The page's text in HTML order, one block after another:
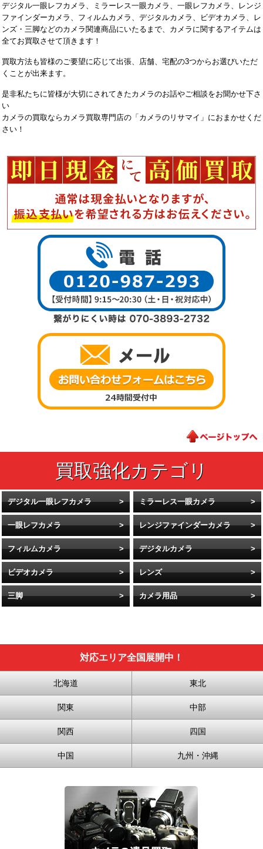
デジタル一眼レフカメラ、ミラーレス一眼カメラ、一眼レフカメラ、レンジ
ファインダーカメラ、フィルムカメラ、デジタルカメラ、ビデオカメラ、レ
ンズ・三脚などのカメラ関連商品にいたるまで、カメラに関するアイテムは
全てお買取させて頂きます！
買取方法も皆様のご要望に応じて出張、店舗、宅配の3つからお選びいただ
くことが出来ます。
是非私たちに皆様が大切にされてきたカメラのお話やご相談をお聞かせ下さ
い
カメラの買取ならカメラ買取専門店の「カメラのリサマイ」におまかせくだ
さい！
デジタル一眼レフカメラ ミラーレス一眼カメラ
一眼レフカメラ レンジファインダーカメラ
フィルムカメラ デジタルカメラ
ビデオカメラ レンズ
三脚 カメラ用品
対応エリア全国展開中！
北海道 東北
関東 中部
関西 四国
中国 九州・沖縄